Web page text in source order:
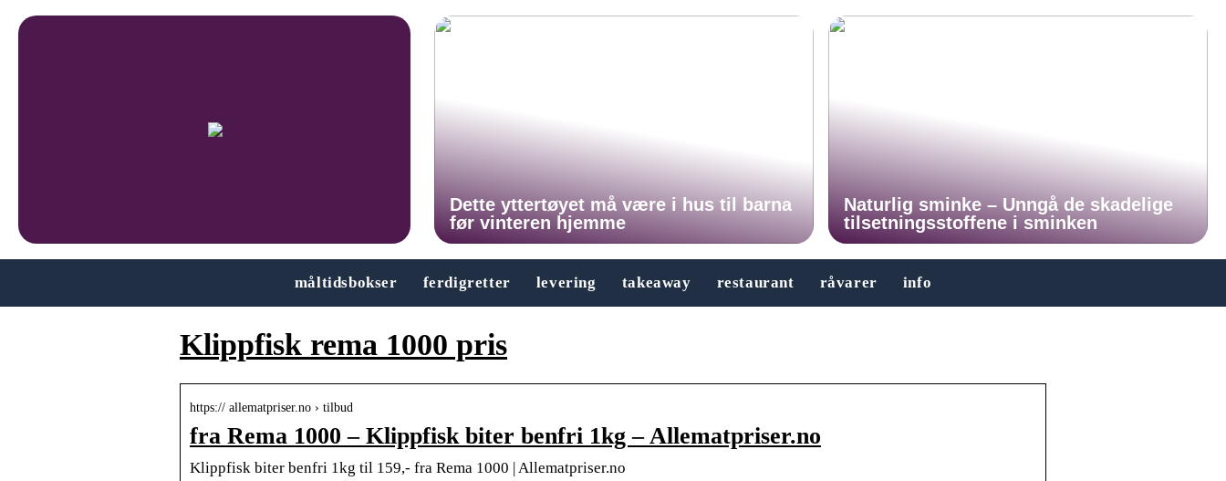
Dette yttertøyet må være i hus til barna
før vinteren hjemme
Naturlig sminke – Unngå de skadelige
tilsetningsstoffene i sminken
måltidsbokser ferdigretter levering takeaway restaurant råvarer info
Klippfisk rema 1000 pris
https:// allematpriser.no › tilbud
fra Rema 1000 – Klippfisk biter benfri 1kg – Allematpriser.no
Klippfisk biter benfri 1kg til 159,- fra Rema 1000 | Allematpriser.no